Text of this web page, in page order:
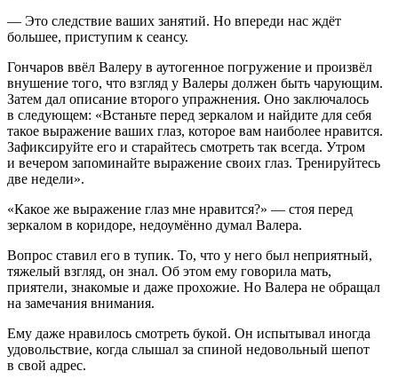
— Это следствие ваших занятий. Но впереди нас ждёт
большее, приступим к сеансу.
Гончаров ввёл Валеру в аутогенное погружение и произвёл
внушение того, что взгляд у Валеры должен быть чарующим.
Затем дал описание второго упражнения. Оно заключалось
в следующем: «Встаньте перед зеркалом и найдите для себя
такое выражение ваших глаз, которое вам наиболее нравится.
Зафиксируйте его и старайтесь смотреть так всегда. Утром
и вечером запоминайте выражение своих глаз. Тренируйтесь
две недели».
«Какое же выражение глаз мне нравится?» — стоя перед
зеркалом в коридоре, недоумённо думал Валера.
Вопрос ставил его в тупик. То, что у него был неприятный,
тяжелый взгляд, он знал. Об этом ему говорила мать,
приятели, знакомые и даже прохожие. Но Валера не обращал
на замечания внимания.
Ему даже нравилось смотреть букой. Он испытывал иногда
удовольствие, когда слышал за спиной недовольный шепот
в свой адрес.